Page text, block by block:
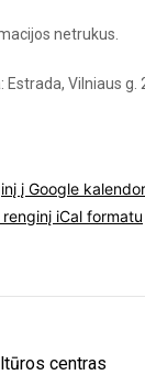
netrukus.
Estrada, Vilniaus g.
į Google
iCal formatu
centras